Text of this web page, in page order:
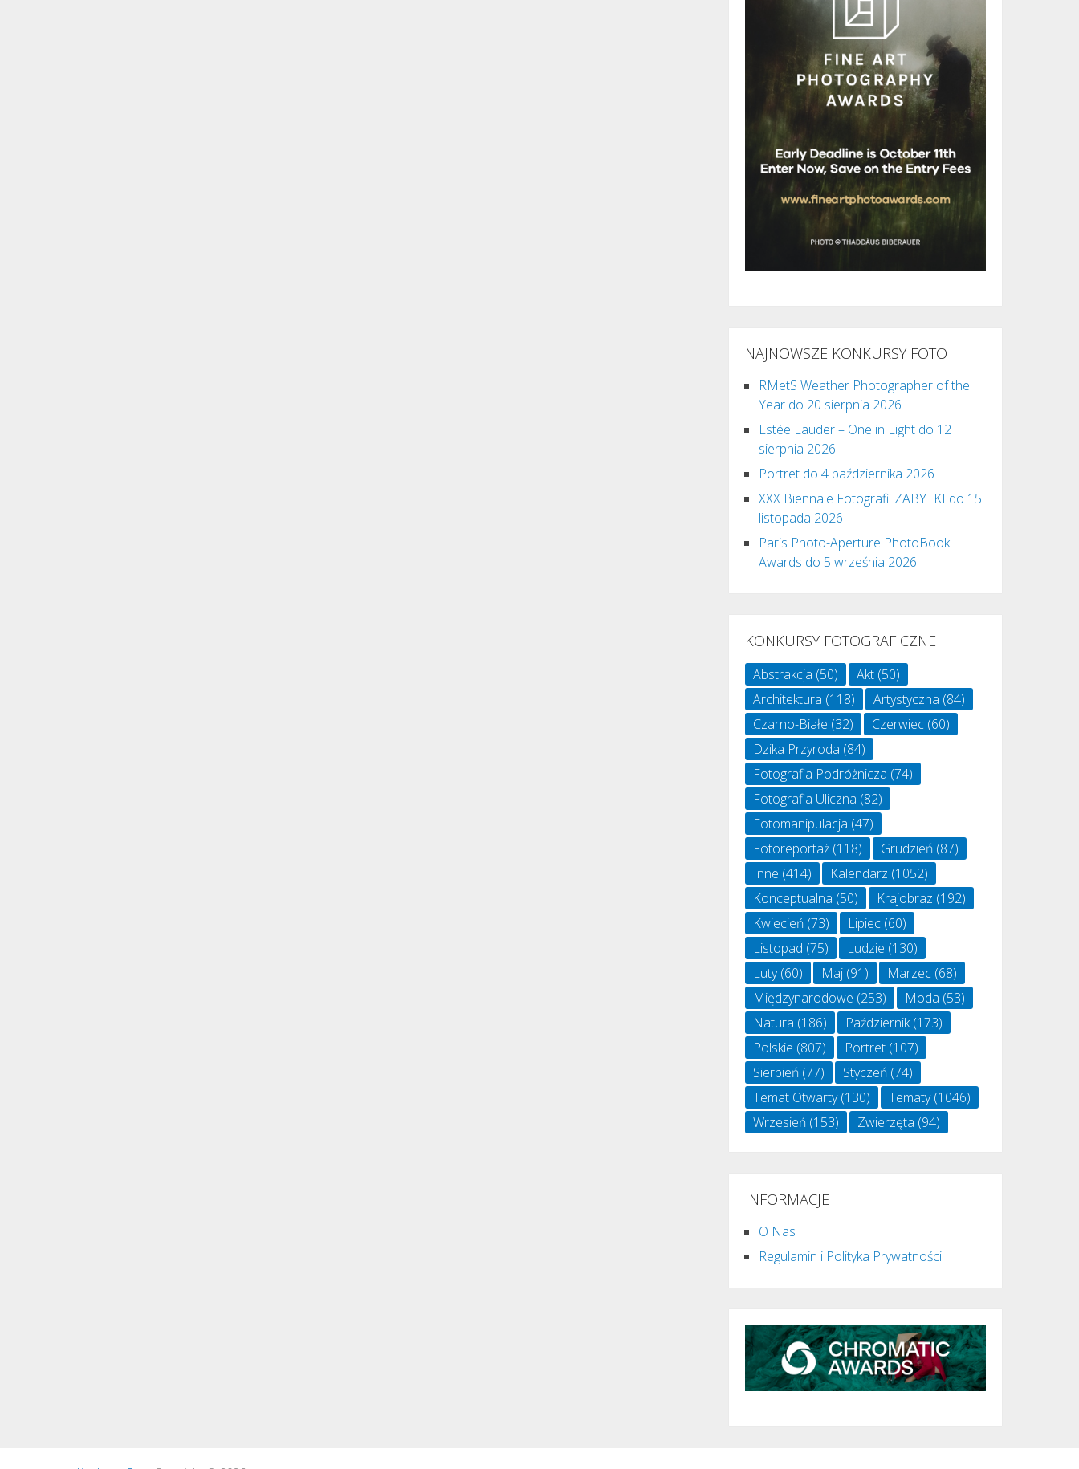
NAJNOWSZE KONKURSY FOTO
RMetS Weather Photographer of the
Year do 20 sierpnia 2026
Estée Lauder – One in Eight do 12
sierpnia 2026
Portret do 4 października 2026
XXX Biennale Fotografii ZABYTKI do 15
listopada 2026
Paris Photo-Aperture PhotoBook
Awards do 5 września 2026
KONKURSY FOTOGRAFICZNE
Abstrakcja (50) Akt (50)
Architektura (118) Artystyczna (84)
Czarno-Białe (32) Czerwiec (60)
Dzika Przyroda (84)
Fotografia Podróżnicza (74)
Fotografia Uliczna (82)
Fotomanipulacja (47)
Fotoreportaż (118) Grudzień (87)
Inne (414) Kalendarz (1052)
Konceptualna (50) Krajobraz (192)
Kwiecień (73) Lipiec (60)
Listopad (75) Ludzie (130)
Luty(60) Maj (91) Marzec (68)
Międzynarodowe (253) Moda (53)
Natura (186) Październik(173)
Polskie (807) Portret (107)
Sierpień (77) Styczeń (74)
Temat Otwarty(130) Tematy(1046)
Wrzesień (153) Zwierzęta (94)
INFORMACJE
O Nas
Regulamin i Polityka Prywatności